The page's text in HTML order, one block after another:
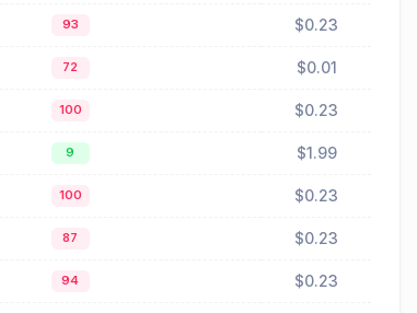
93 $0.23
72 $0.01
100 $0.23
9 $1.99
100 $0.23
87 $0.23
94 $0.23